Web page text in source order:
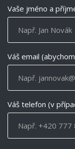
Vaše jméno a
Váš email
Váš telefon (v